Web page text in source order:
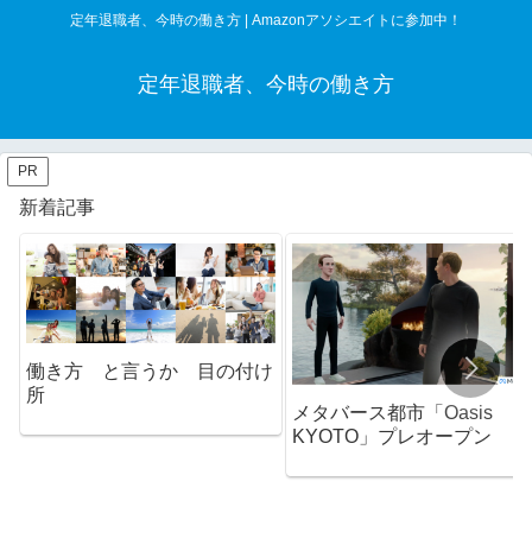
定年退職者、今時の働き方 | Amazonアソシエイトに参加中！
定年退職者、今時の働き方
PR
新着記事
働き方 と言うか 目の付け
所
メタバース都市「Oasis
KYOTO」プレオープン